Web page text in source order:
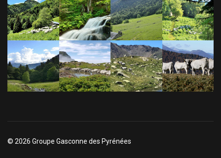
© 2026 Groupe Gasconne des Pyrénées